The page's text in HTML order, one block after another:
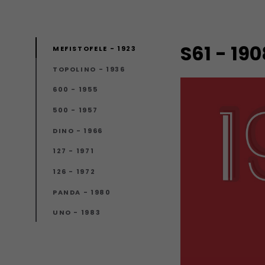
MEFISTOFELE - 1923
TOPOLINO - 1936
600 - 1955
500 - 1957
DINO - 1966
127 - 1971
126 - 1972
PANDA - 1980
UNO - 1983
S61 -